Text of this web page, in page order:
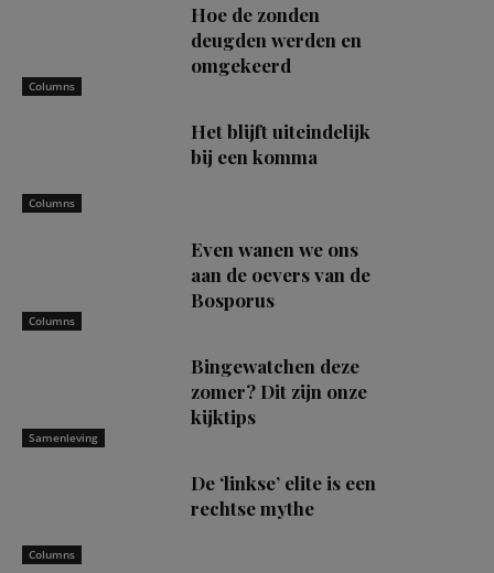
Columns
Hoe de zonden
deugden werden en
omgekeerd
Columns
Het blijft uiteindelijk
bij een komma
Columns
Even wanen we ons
aan de oevers van de
Bosporus
Samenleving
Bingewatchen deze
zomer? Dit zijn onze
kijktips
Columns
De ‘linkse’ elite is een
rechtse mythe